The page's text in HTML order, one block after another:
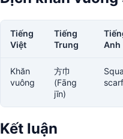
Tiếng
Việt
Tiếng
Trung
Anh
Khăn
vuông
方巾
(Fāng
jīn)
scarf
Kết luận